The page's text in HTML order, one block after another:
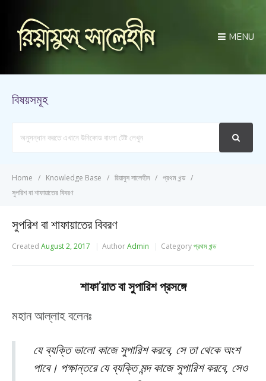
MENU
বিষয়সমূহ
Home Knowledge Base রিয়াযুস সালেহীন
প্রথম খন্ড
সুপরিশ বা শাফায়াতের বিবরণ
সুপরিশ বা শাফায়াতের বিবরণ
Created August 2, 2017 AuthorAdmin Categoryপ্রথম খন্ড
শাফা’য়াতবাসুপারিশপ্রসঙ্গে
মহান আল্লাহ বলেনঃ
যে ব্যক্তি ভালো কাজে সুপারিশ করবে, সে তা থেকে অংশ
পাবে। পক্ষান্তরে যে ব্যক্তি মন্দ কাজে সুপারিশ করবে, সেও